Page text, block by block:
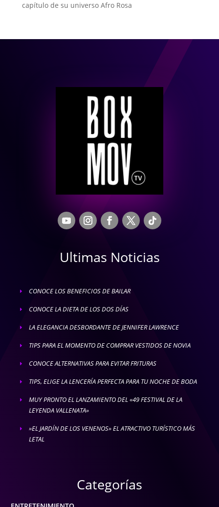
capítulo de su universo Afro Rosa
Ultimas Noticias
E CONOCE LOS BENEFICIOS DE BAILAR
E CONOCE LA DIETA DE LOS DOS DÍAS
E LA ELEGANCIA DESBORDANTE DE JENNIFER LAWRENCE
E TIPS PARA EL MOMENTO DE COMPRAR VESTIDOS DE NOVIA
E CONOCE ALTERNATIVAS PARA EVITAR FRITURAS
E TIPS, ELIGE LA LENCERÍA PERFECTA PARA TU NOCHE DE BODA
E
MUY PRONTO EL LANZAMIENTO DEL «49 FESTIVAL DE LA
LEYENDA VALLENATA»
E
»EL JARDÍN DE LOS VENENOS» EL ATRACTIVO TURÍSTICO MÁS
LETAL
Categorías